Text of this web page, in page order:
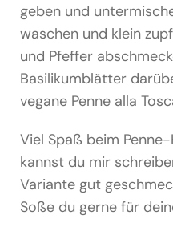
geben und
waschen und klein
und Pfeffer
Basilikumblätter
vegane Penne alla
Viel Spaß beim
kannst du mir
Variante gut
Soße du gerne für